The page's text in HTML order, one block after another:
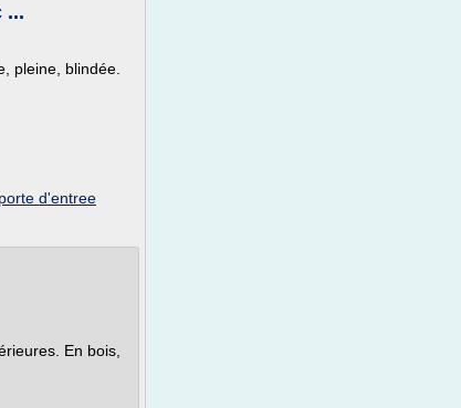
...
pleine, blindée.
porte d'entree
En bois,